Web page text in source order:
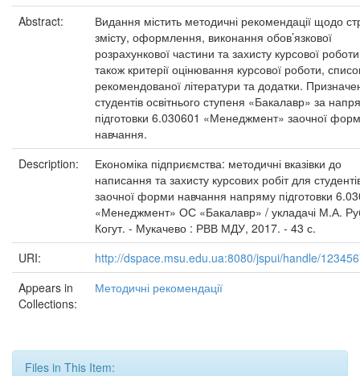
Abstract:
Видання містить методичні рекомендації щодо
змісту, оформлення, виконання обов’язкової
розрахункової частини та захисту курсової
також критерії оцінювання курсової роботи,
рекомендованої літератури та додатки.
студентів освітнього ступеня «Бакалавр» за
підготовки 6.030601 «Менеджмент» заочної
навчання.
Description:
Економіка підприємства: методичні вказівки до
написання та захисту курсових робіт для
заочної форми навчання напряму підготовки
«Менеджмент» ОС «Бакалавр» / укладачі М.А.
Когут. - Мукачево : РВВ МДУ, 2017. - 43 с.
URI:
http://dspace.msu.edu.ua:8080/jspui/handle/
Appears in
Collections:
Методичні рекомендації
Files in This Item: